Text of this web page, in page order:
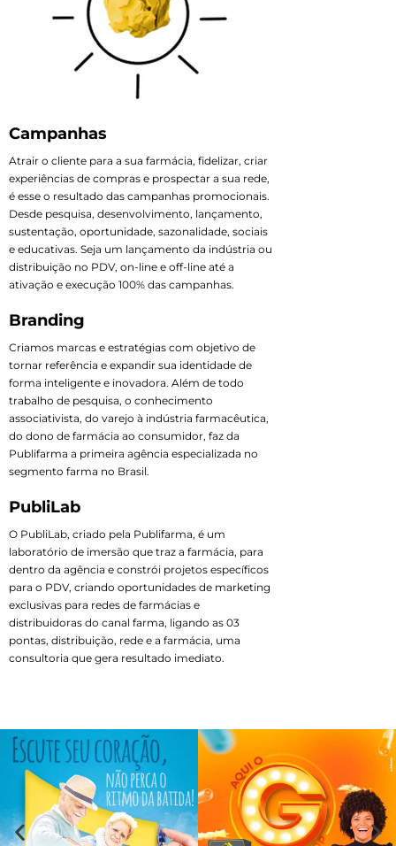
Campanhas
Atrair o cliente para a sua farmácia, fidelizar, criar
experiências de compras e prospectar a sua rede,
é esse o resultado das campanhas promocionais.
Desde pesquisa, desenvolvimento, lançamento,
sustentação, oportunidade, sazonalidade, sociais
e educativas. Seja um lançamento da indústria ou
distribuição no PDV, on-line e off-line até a
ativação e execução 100% das campanhas.
Branding
Criamos marcas e estratégias com objetivo de
tornar referência e expandir sua identidade de
forma inteligente e inovadora. Além de todo
trabalho de pesquisa, o conhecimento
associativista, do varejo à indústria farmacêutica,
do dono de farmácia ao consumidor, faz da
Publifarma a primeira agência especializada no
segmento farma no Brasil.
PubliLab
O PubliLab, criado pela Publifarma, é um
laboratório de imersão que traz a farmácia, para
dentro da agência e constrói projetos específicos
para o PDV, criando oportunidades de marketing
exclusivas para redes de farmácias e
distribuidoras do canal farma, ligando as 03
pontas, distribuição, rede e a farmácia, uma
consultoria que gera resultado imediato.